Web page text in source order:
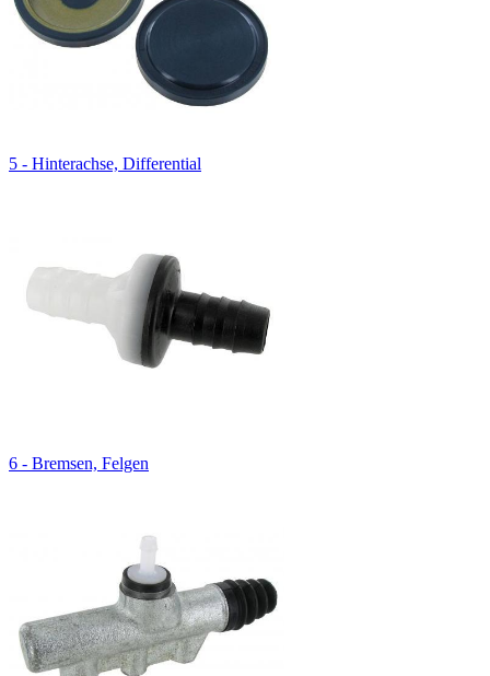
5 - Hinterachse, Differential
6 - Bremsen, Felgen